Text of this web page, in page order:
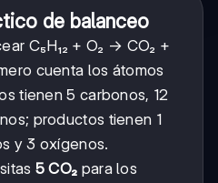
de balanceo
C₅H₁₂ + O₂ → CO₂ +
cuenta los átomos
tienen 5 carbonos, 12
productos tienen 1
y 3 oxígenos.
5 CO₂ para los